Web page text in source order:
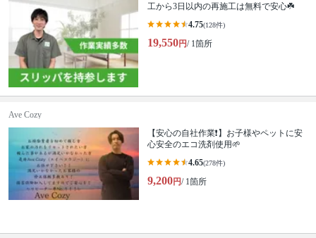
工から3日以内の再施工は無料で安心☘️
4.75(128件)
19,550円/ 1箇所
Ave Cozy
【安心の自社作業❗️】お子様やペットに安
心安全のエコ洗剤使用🌱
4.65(278件)
9,200円/ 1箇所